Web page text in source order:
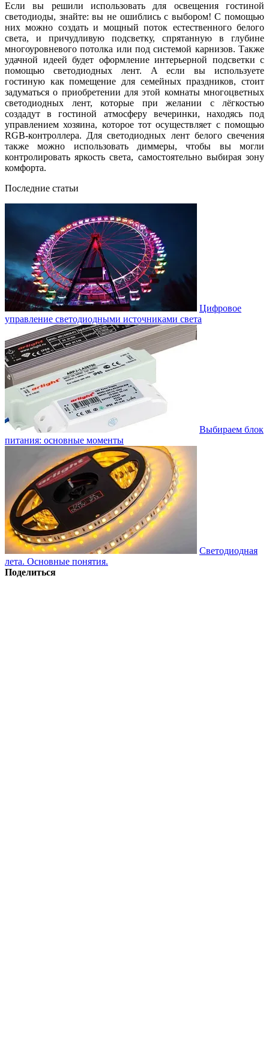
Если вы решили использовать для освещения гостиной
светодиоды, знайте: вы не ошиблись с выбором! С помощью
них можно создать и мощный поток естественного белого
света, и причудливую подсветку, спрятанную в глубине
многоуровневого потолка или под системой карнизов. Также
удачной идеей будет оформление интерьерной подсветки с
помощью светодиодных лент. А если вы используете
гостиную как помещение для семейных праздников, стоит
задуматься о приобретении для этой комнаты многоцветных
светодиодных лент, которые при желании с лёгкостью
создадут в гостиной атмосферу вечеринки, находясь под
управлением хозяина, которое тот осуществляет с помощью
RGB-контроллера. Для светодиодных лент белого свечения
также можно использовать диммеры, чтобы вы могли
контролировать яркость света, самостоятельно выбирая зону
комфорта.
Последние статьи
Цифровое
управление светодиодными источниками света
Выбираем блок
питания: основные моменты
Светодиодная
лета. Основные понятия.
Поделиться